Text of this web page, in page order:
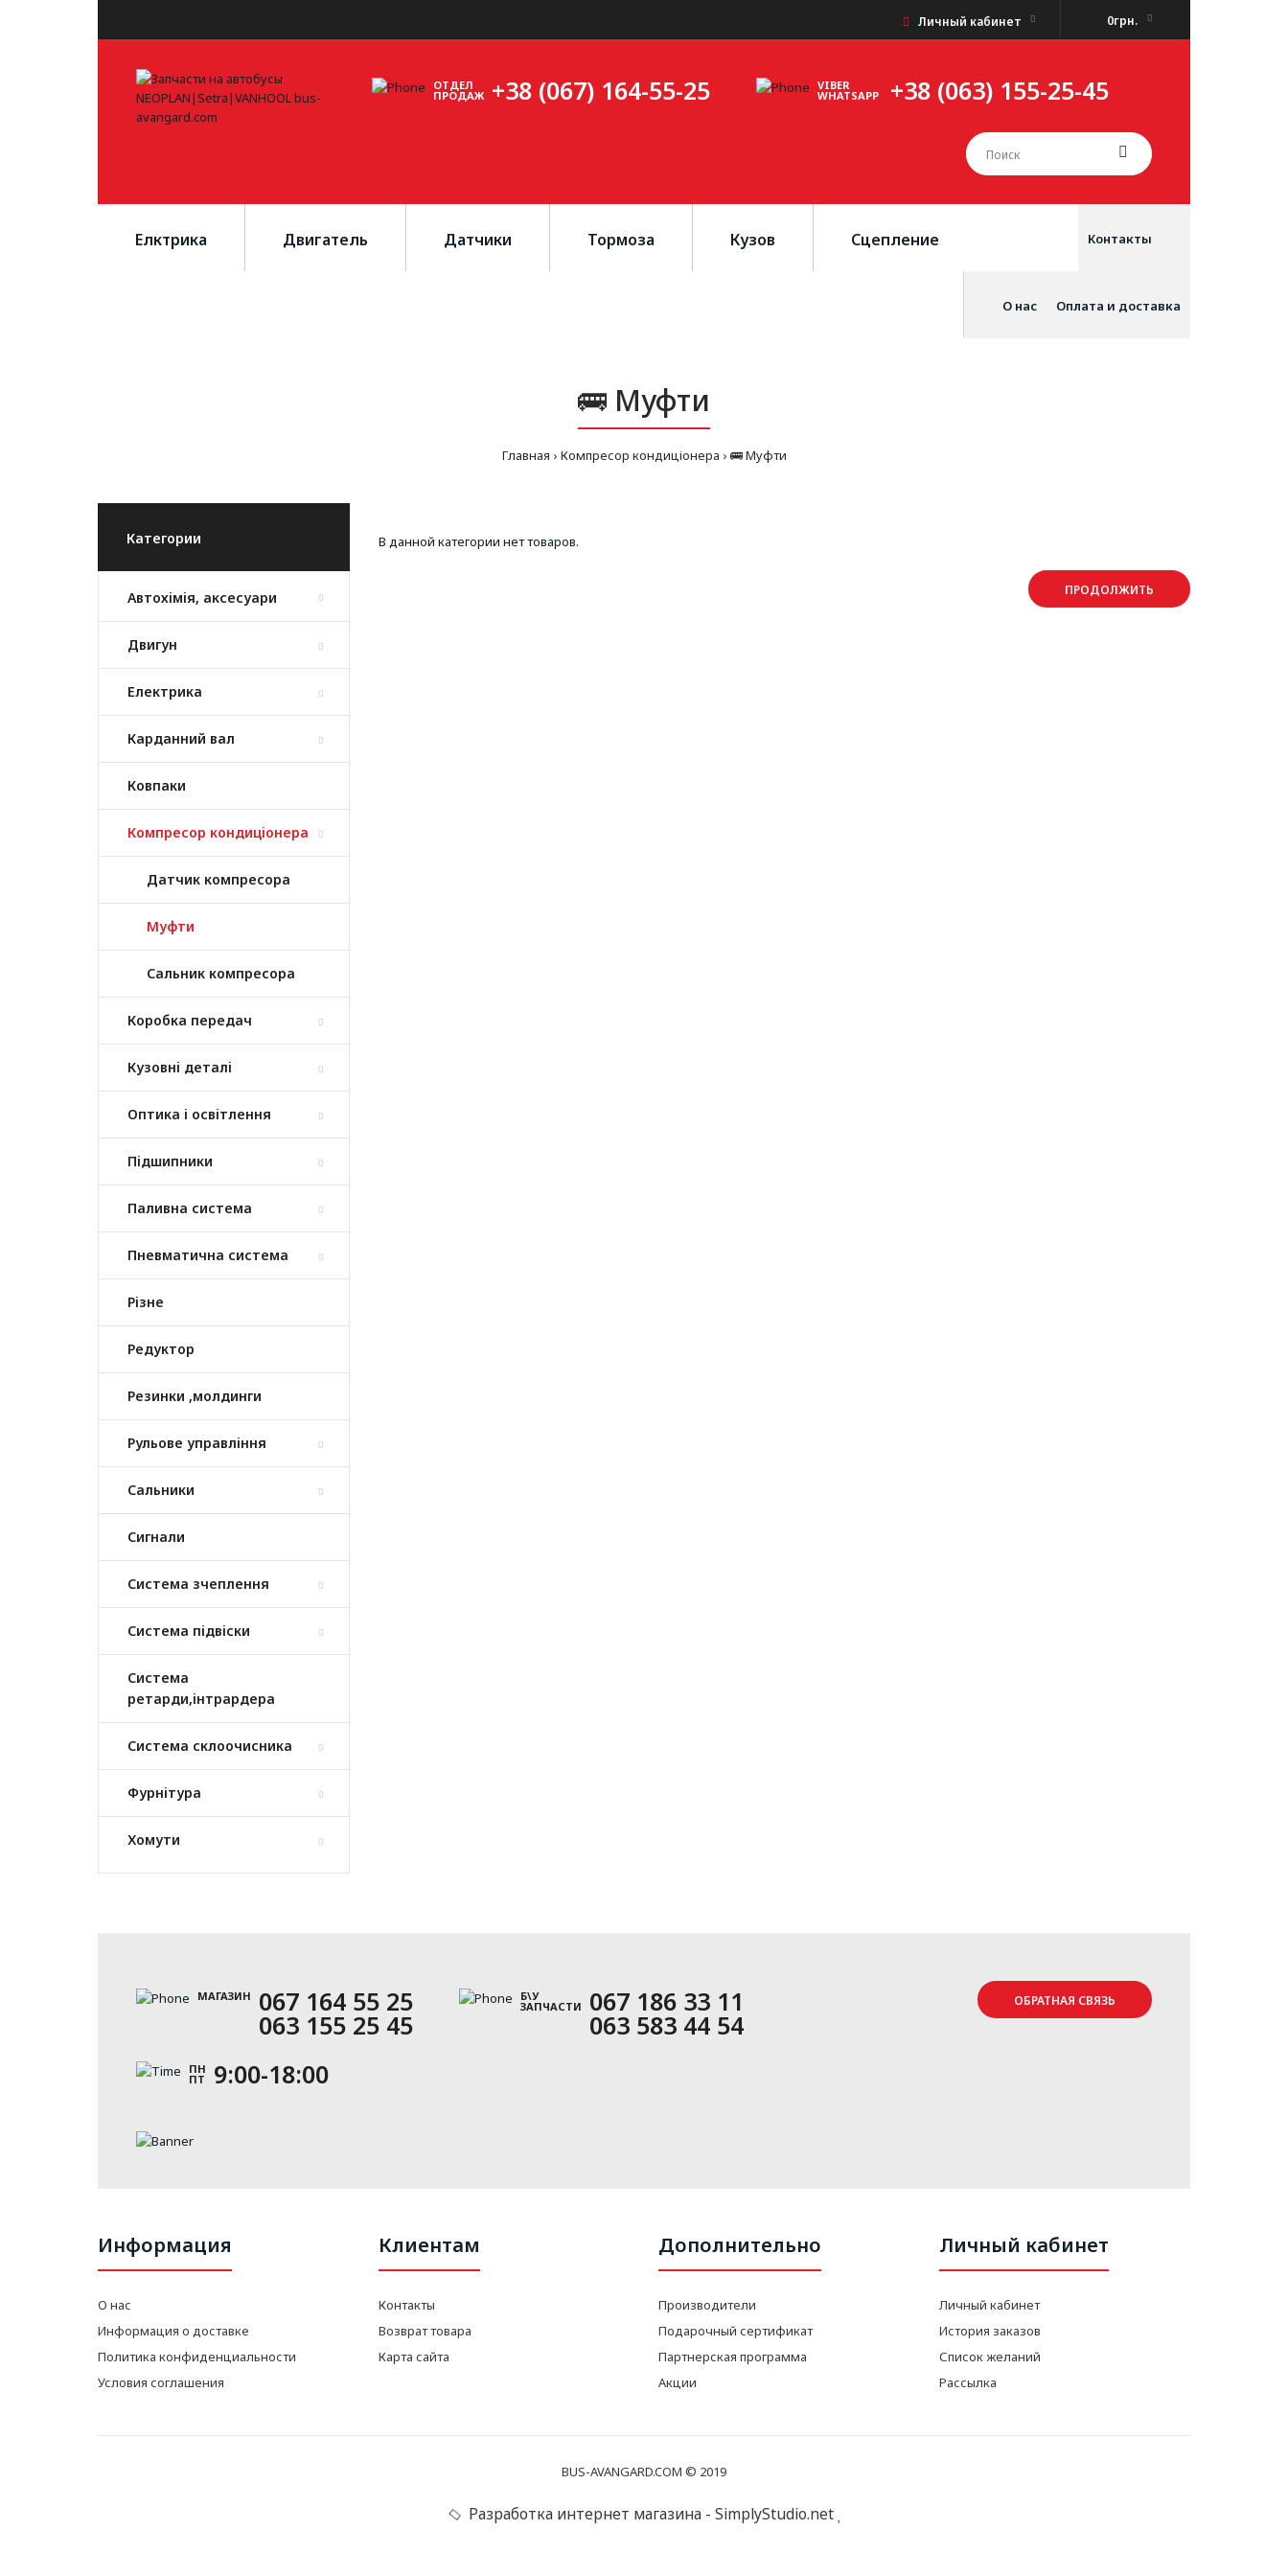
0грн.
Личный кабинет
ОТДЕЛ
ПРОДАЖ +38 (067) 164-55-25 VIBER
WHATSAPP +38 (063) 155-25-45
Елктрика Двигатель Датчики Тормоза Кузов Сцепление Контакты
Оплата и доставка
О нас
🚌 Муфти
Главная Компресор кондиціонера 🚌 Муфти
Категории
Автохімія, аксесуари
Двигун
Електрика
Карданний вал
Ковпаки
Компресор кондиціонера
Датчик компресора
Муфти
Сальник компресора
Коробка передач
Кузовні деталі
Оптика і освітлення
Підшипники
Паливна система
Пневматична система
Різне
Редуктор
Резинки ,молдинги
Рульове управління
Сальники
Сигнали
Система зчеплення
Система підвіски
Система
ретарди,інтрардера
Система склоочисника
Фурнітура
Хомути
В данной категории нет товаров.
ПРОДОЛЖИТЬ
ОБРАТНАЯ СВЯЗЬ
МАГАЗИН 067 164 55 25
063 155 25 45
Б\У
ЗАПЧАСТИ 067 186 33 11
063 583 44 54
ПН
ПТ 9:00-18:00
Информация
О нас
Информация о доставке
Политика конфиденциальности
Условия соглашения
Клиентам
Контакты
Возврат товара
Карта сайта
Дополнительно
Производители
Подарочный сертификат
Партнерская программа
Акции
Личный кабинет
Личный кабинет
История заказов
Список желаний
Рассылка
BUS-AVANGARD.COM © 2019
Разработка интернет магазина - SimplyStudio.net